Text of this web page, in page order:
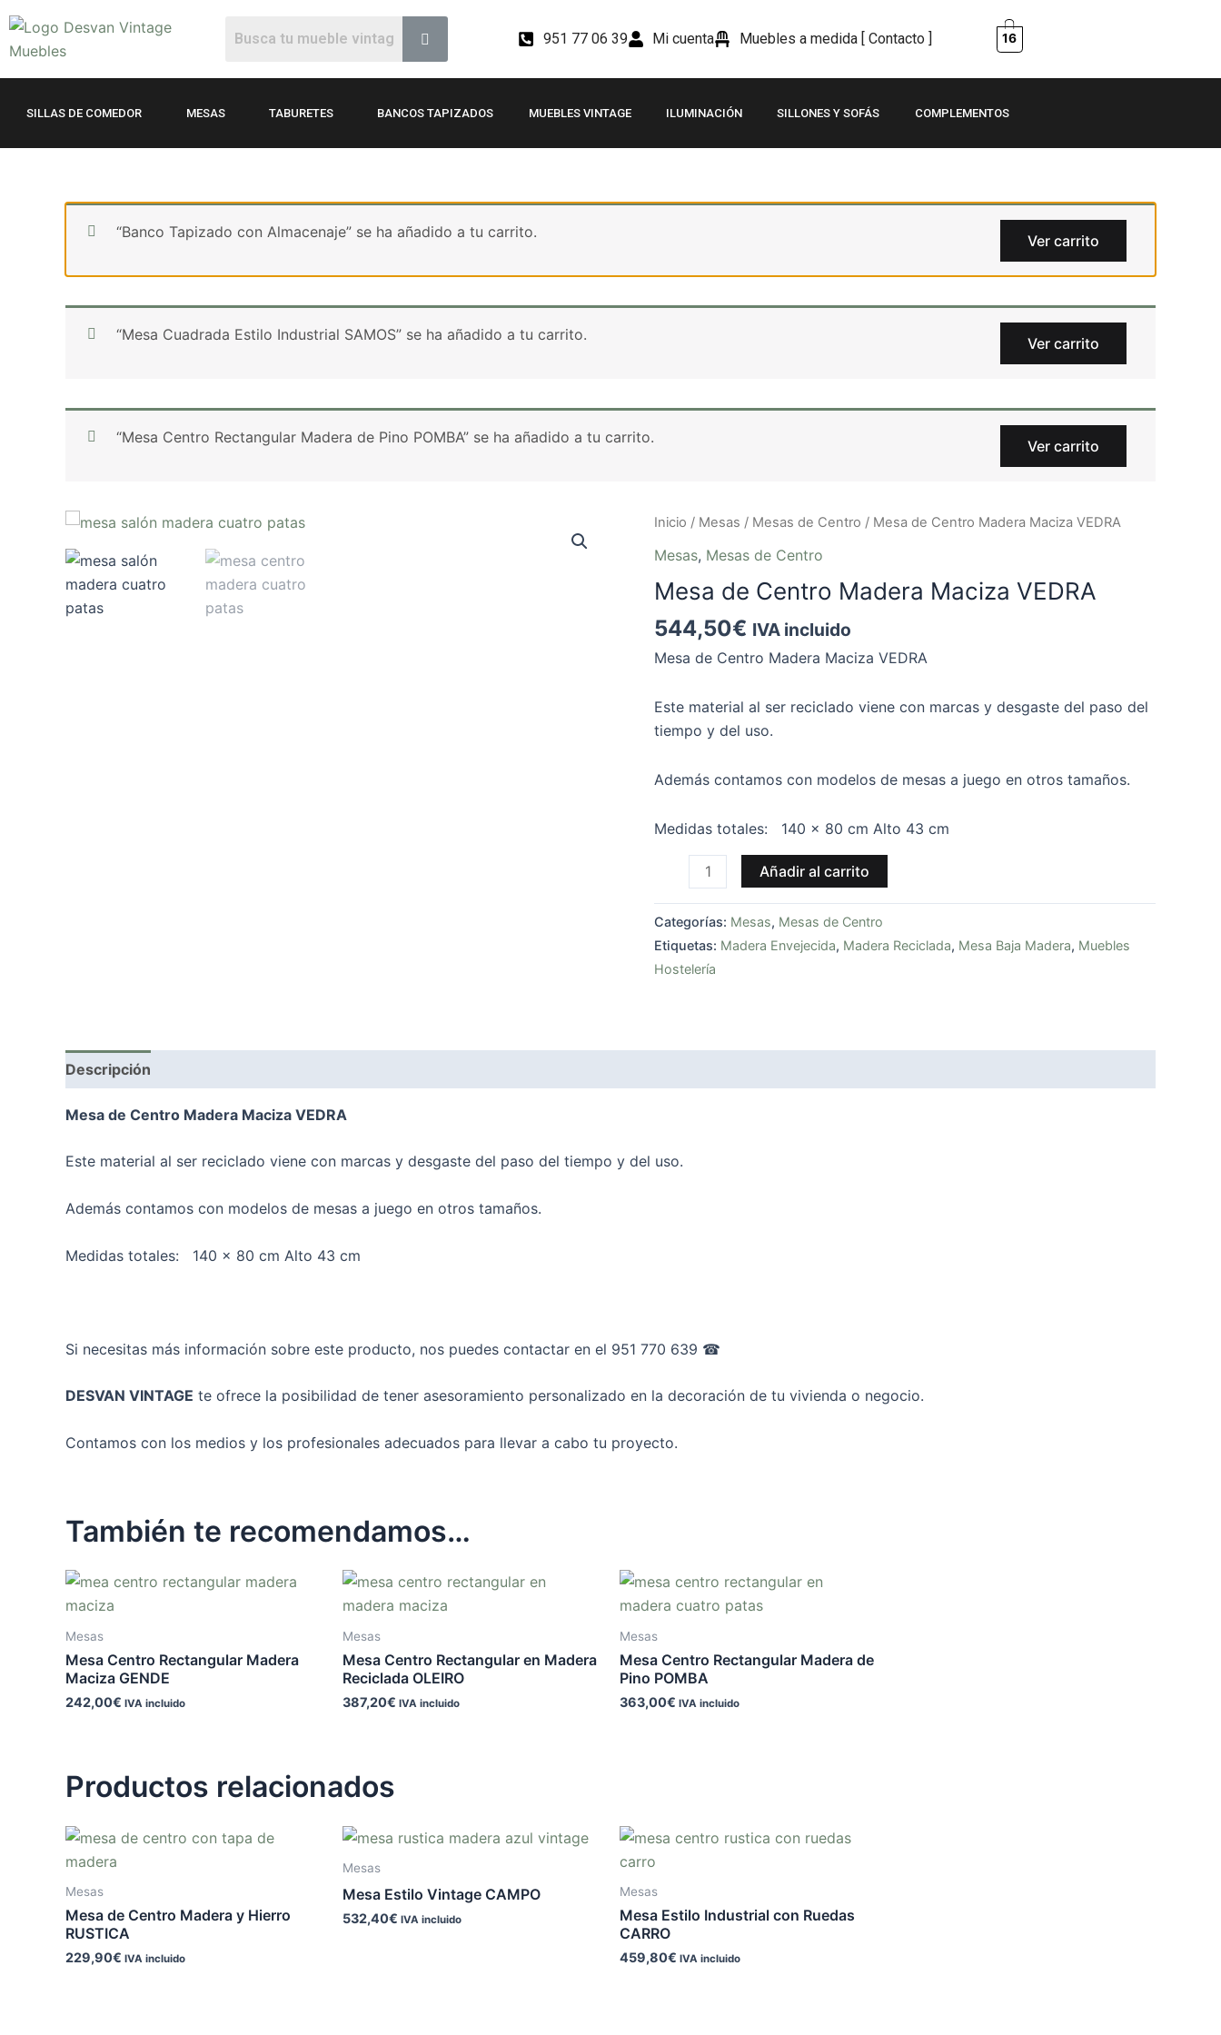
al
contenido
951 77 06 39 Mi cuenta Muebles a medida [ Contacto ] 16
SILLAS DE COMEDOR MESAS TABURETES BANCOS TAPIZADOS MUEBLES VINTAGE ILUMINACIÓN SILLONES Y SOFÁS COMPLEMENTOS
“Banco Tapizado con Almacenaje” se ha añadido a tu carrito. Ver carrito
“Mesa Cuadrada Estilo Industrial SAMOS” se ha añadido a tu carrito. Ver carrito
“Mesa Centro Rectangular Madera de Pino POMBA” se ha añadido a tu carrito. Ver carrito
Inicio / Mesas / Mesas de Centro / Mesa de Centro Madera Maciza VEDRA
Mesas, Mesas de Centro
Mesa de Centro Madera Maciza VEDRA
544,50€ IVA incluido
Mesa de Centro Madera Maciza VEDRA
Este material al ser reciclado viene con marcas y desgaste del paso del
tiempo y del uso.
Además contamos con modelos de mesas a juego en otros tamaños.
Medidas totales: 140 x 80 cm Alto 43 cm
Mesa
de
Centro
Madera
Maciza
VEDRA
cantidad
Añadir al carrito
Categorías: Mesas, Mesas de Centro
Etiquetas: Madera Envejecida, Madera Reciclada, Mesa Baja Madera, Muebles
Hostelería
Descripción
Mesa de Centro Madera Maciza VEDRA
Este material al ser reciclado viene con marcas y desgaste del paso del tiempo y del uso.
Además contamos con modelos de mesas a juego en otros tamaños.
Medidas totales: 140 x 80 cm Alto 43 cm
Si necesitas más información sobre este producto, nos puedes contactar en el 951 770 639 ☎︎
DESVAN VINTAGE te ofrece la posibilidad de tener asesoramiento personalizado en la decoración de tu vivienda o negocio.
Contamos con los medios y los profesionales adecuados para llevar a cabo tu proyecto.
También te recomendamos…
Mesas
Mesa Centro Rectangular Madera
Maciza GENDE
242,00€ IVA incluido
Mesas
Mesa Centro Rectangular en Madera
Reciclada OLEIRO
387,20€ IVA incluido
Mesas
Mesa Centro Rectangular Madera de
Pino POMBA
363,00€ IVA incluido
Productos relacionados
Mesas
Mesa de Centro Madera y Hierro
RUSTICA
229,90€ IVA incluido
Mesas
Mesa Estilo Vintage CAMPO
532,40€ IVA incluido
Mesas
Mesa Estilo Industrial con Ruedas
CARRO
459,80€ IVA incluido